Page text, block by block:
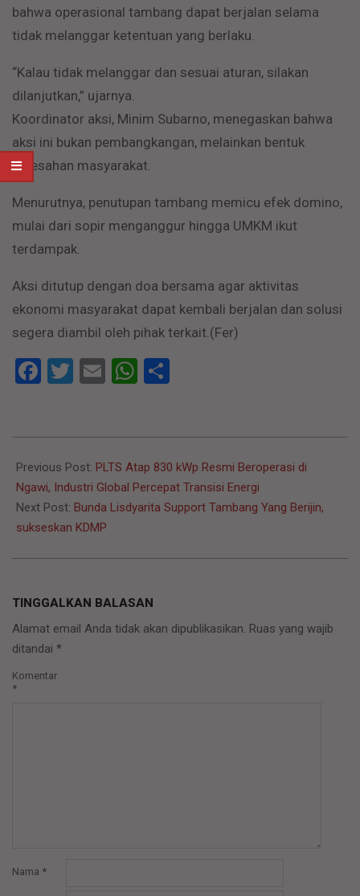
bahwa operasional tambang dapat berjalan selama
tidak melanggar ketentuan yang berlaku.
“Kalau tidak melanggar dan sesuai aturan, silakan
dilanjutkan,” ujarnya.
Koordinator aksi, Minim Subarno, menegaskan bahwa
aksi ini bukan pembangkangan, melainkan bentuk
keresahan masyarakat.
Menurutnya, penutupan tambang memicu efek domino,
mulai dari sopir menganggur hingga UMKM ikut
terdampak.
Aksi ditutup dengan doa bersama agar aktivitas
ekonomi masyarakat dapat kembali berjalan dan solusi
segera diambil oleh pihak terkait.(Fer)
Facebook
Twitter
EmailWhatsApp
01-
15
Previous Post: PLTS Atap 830 kWp Resmi Beroperasi di
Ngawi, Industri Global Percepat Transisi Energi
Next Post: Bunda Lisdyarita Support Tambang Yang Berijin,
sukseskan KDMP
TINGGALKAN BALASAN
Alamat email Anda tidak akan dipublikasikan. Ruas yang wajib
ditandai *
Komentar
*
Nama *